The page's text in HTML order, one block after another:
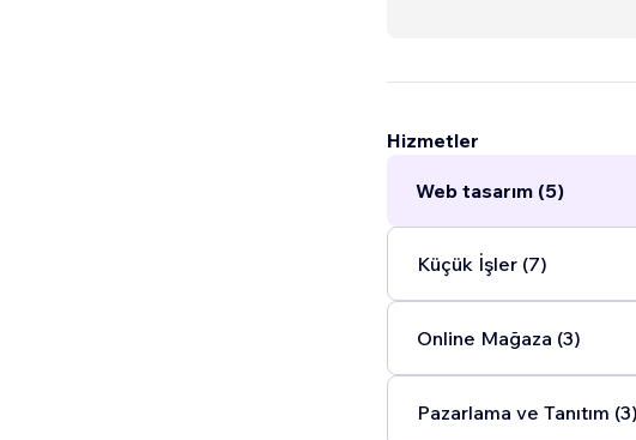
Hizmetler
Web tasarım (5)
Küçük İşler (7)
Online Mağaza (3)
Pazarlama ve Tanıtım (3)